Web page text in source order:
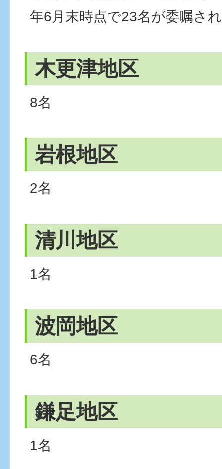
年6月末時点で23名が委嘱さ
木更津地区
8名
岩根地区
2名
清川地区
1名
波岡地区
6名
鎌足地区
1名